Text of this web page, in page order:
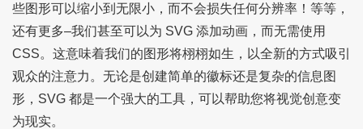
些图形可以缩小到无限小，而不会损失任何分辨率！等等，
还有更多–我们甚至可以为 SVG 添加动画，而无需使用
CSS。这意味着我们的图形将栩栩如生，以全新的方式吸引
观众的注意力。无论是创建简单的徽标还是复杂的信息图
形，SVG 都是一个强大的工具，可以帮助您将视觉创意变
为现实。